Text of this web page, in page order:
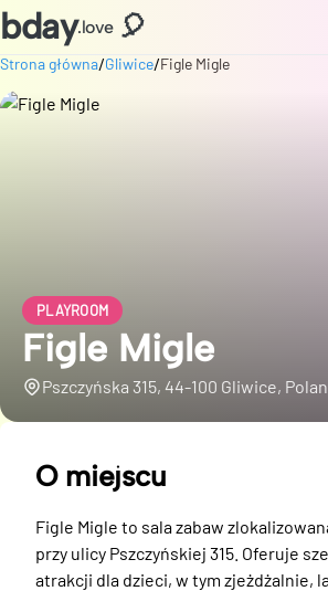
bday.love 🎈
Strona główna/Gliwice/Figle Migle
PLAYROOM
Figle Migle
Pszczyńska 315, 44-100 Gliwice,
O miejscu
Figle Migle to sala zabaw
przy ulicy Pszczyńskiej 315. Oferuje
atrakcji dla dzieci, w tym zjeżdżalnie,